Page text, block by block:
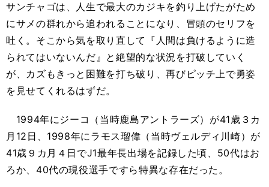
サンチャゴは、人生で最大のカジキを釣り上げたがため
にサメの群れから追われることになり、冒頭のセリフを
吐く。そこから気を取り直して『人間は負けるように造
られてはいないんだ』と絶望的な状況を打破していく
が、カズもきっと困難を打ち破り、再びピッチ上で勇姿
を見せてくれるはずだ。
1994年にジーコ（当時鹿島アントラーズ）が41歳３カ
月12日、1998年にラモス瑠偉（当時ヴェルディ川崎）が
41歳９カ月４日でJ1最年長出場を記録した頃、50代はお
ろか、40代の現役選手ですら特異な存在だった。